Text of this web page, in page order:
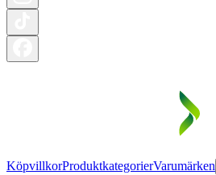
KöpvillkorProduktkategorierVarumärken